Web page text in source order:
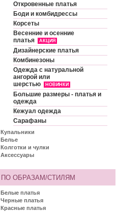
Откровенные платья
Боди и комбидрессы
Корсеты
Весенние и осенние
платья
АКЦИЯ
Дизайнерские платья
Комбинезоны
Одежда с натуральной
ангорой или
шерстью
НОВИНКИ
Большие размеры - платья и
одежда
Кежуал одежда
Сарафаны
Купальники
Белье
Колготки и чулки
Аксессуары
ПО ОБРАЗАМ/СТИЛЯМ
Белые платья
Черные платья
Красные платья